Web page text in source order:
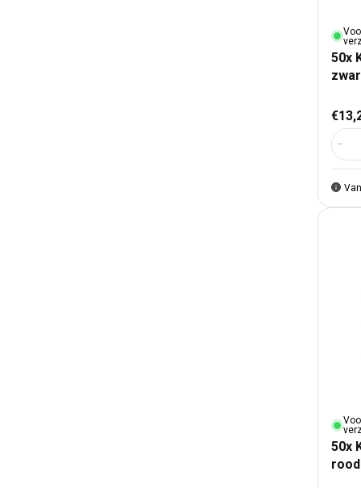
50x
50x
rood